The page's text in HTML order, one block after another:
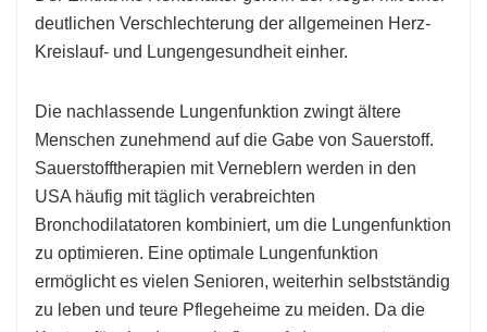
deutlichen Verschlechterung der allgemeinen Herz-
Kreislauf- und Lungengesundheit einher.
Die nachlassende Lungenfunktion zwingt ältere
Menschen zunehmend auf die Gabe von Sauerstoff.
Sauerstofftherapien mit Verneblern werden in den
USA häufig mit täglich verabreichten
Bronchodilatatoren kombiniert, um die Lungenfunktion
zu optimieren. Eine optimale Lungenfunktion
ermöglicht es vielen Senioren, weiterhin selbstständig
zu leben und teure Pflegeheime zu meiden. Da die